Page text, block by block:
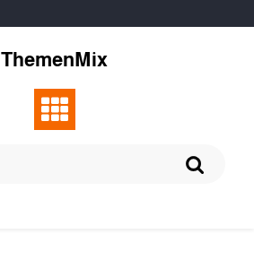
ThemenMix